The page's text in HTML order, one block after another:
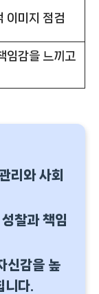
이미지 점검
임감을 느끼고
리와 사회
찰과 책임
신감을 높
니다.